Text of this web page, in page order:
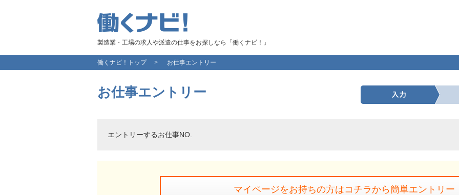
製造業・工場の求人や派遣の仕事をお探しなら「働くナビ！」
働くナビ！トップ お仕事エントリー
お仕事エントリー
エントリーするお仕事NO.
マイページをお持ちの方はコチラから簡単エントリー